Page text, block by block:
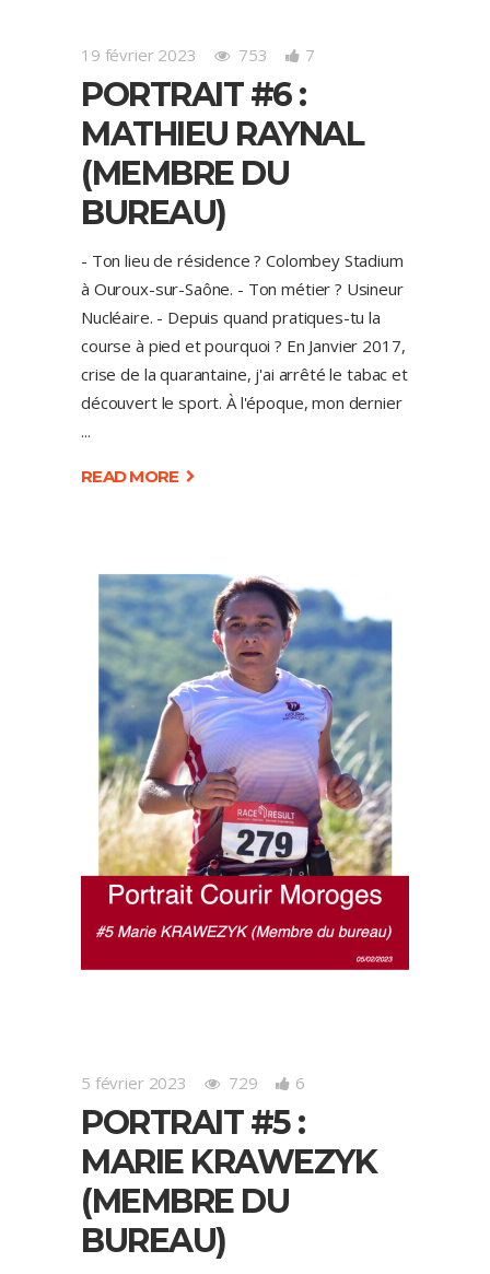
19 février 2023 753 7
PORTRAIT #6 :
MATHIEU RAYNAL
(MEMBRE DU
BUREAU)
- Ton lieu de résidence ? Colombey Stadium
à Ouroux-sur-Saône. - Ton métier ? Usineur
Nucléaire. - Depuis quand pratiques-tu la
course à pied et pourquoi ? En Janvier 2017,
crise de la quarantaine, j'ai arrêté le tabac et
découvert le sport. À l'époque, mon dernier
READ MORE
5 février 2023 729 6
PORTRAIT #5 :
MARIE KRAWEZYK
(MEMBRE DU
BUREAU)